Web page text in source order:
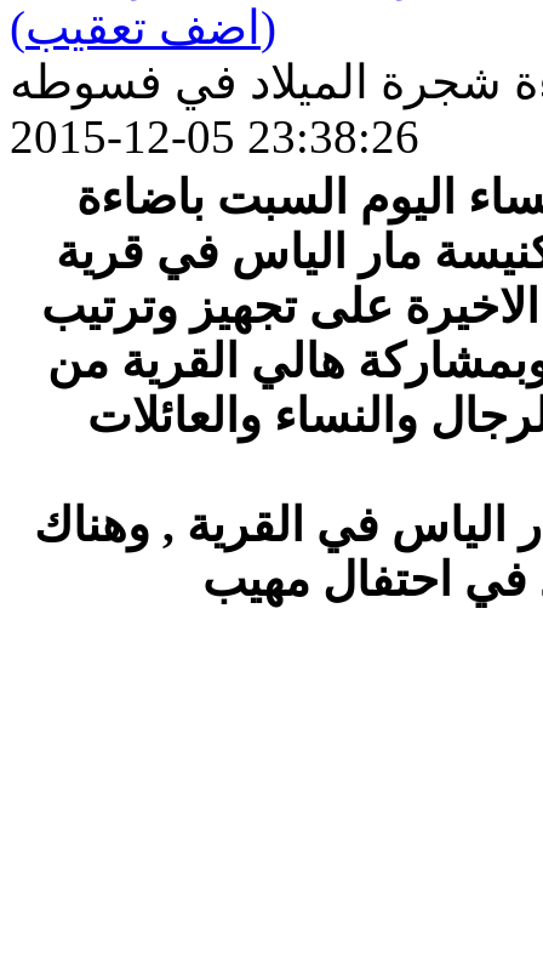
(اضف تعقيب)
شجرة الميلاد في فسوطه
2015-12-05 23:38:26
اليوم السبت باضاءة
مار الياس في قرية
على تجهيز وترتيب
هالي القرية من
الياس في القرية , وهناك